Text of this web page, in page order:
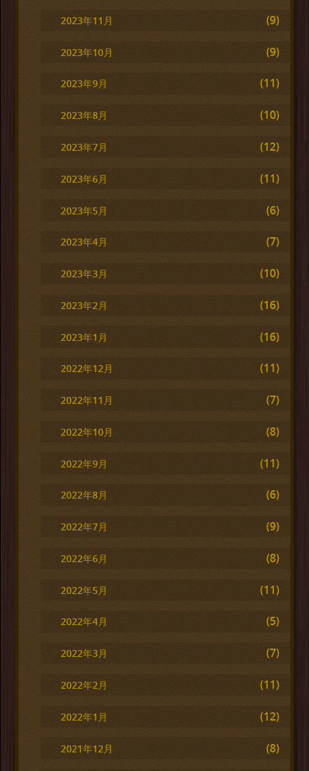
2023年11月 (9)
2023年10月 (9)
2023年9月 (11)
2023年8月 (10)
2023年7月 (12)
2023年6月 (11)
2023年5月 (6)
2023年4月 (7)
2023年3月 (10)
2023年2月 (16)
2023年1月 (16)
2022年12月 (11)
2022年11月 (7)
2022年10月 (8)
2022年9月 (11)
2022年8月 (6)
2022年7月 (9)
2022年6月 (8)
2022年5月 (11)
2022年4月 (5)
2022年3月 (7)
2022年2月 (11)
2022年1月 (12)
2021年12月 (8)